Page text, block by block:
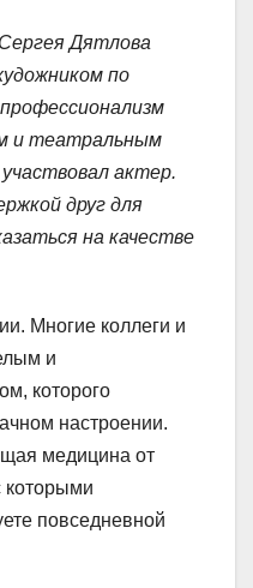
Дятлова
по
и театральным
актер.
друг для
на качестве
Многие коллеги и
и
которого
настроении.
медицина от
которыми
повседневной